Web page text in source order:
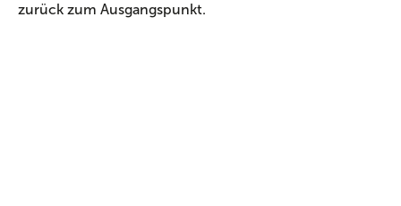
zurück zum Ausgangspunkt.